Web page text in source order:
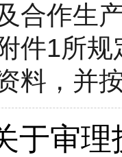
合作生
件1所规
料，并
于审